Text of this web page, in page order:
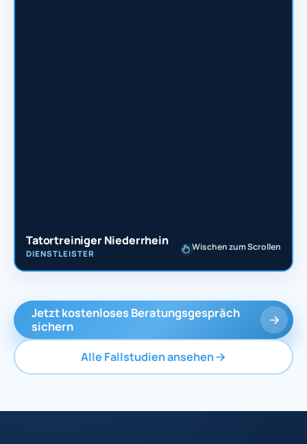
Tatortreiniger Niederrhein
DIENSTLEISTER
Wischen zum Scrollen
Jetzt kostenloses Beratungsgespräch
sichern
Alle Fallstudien ansehen